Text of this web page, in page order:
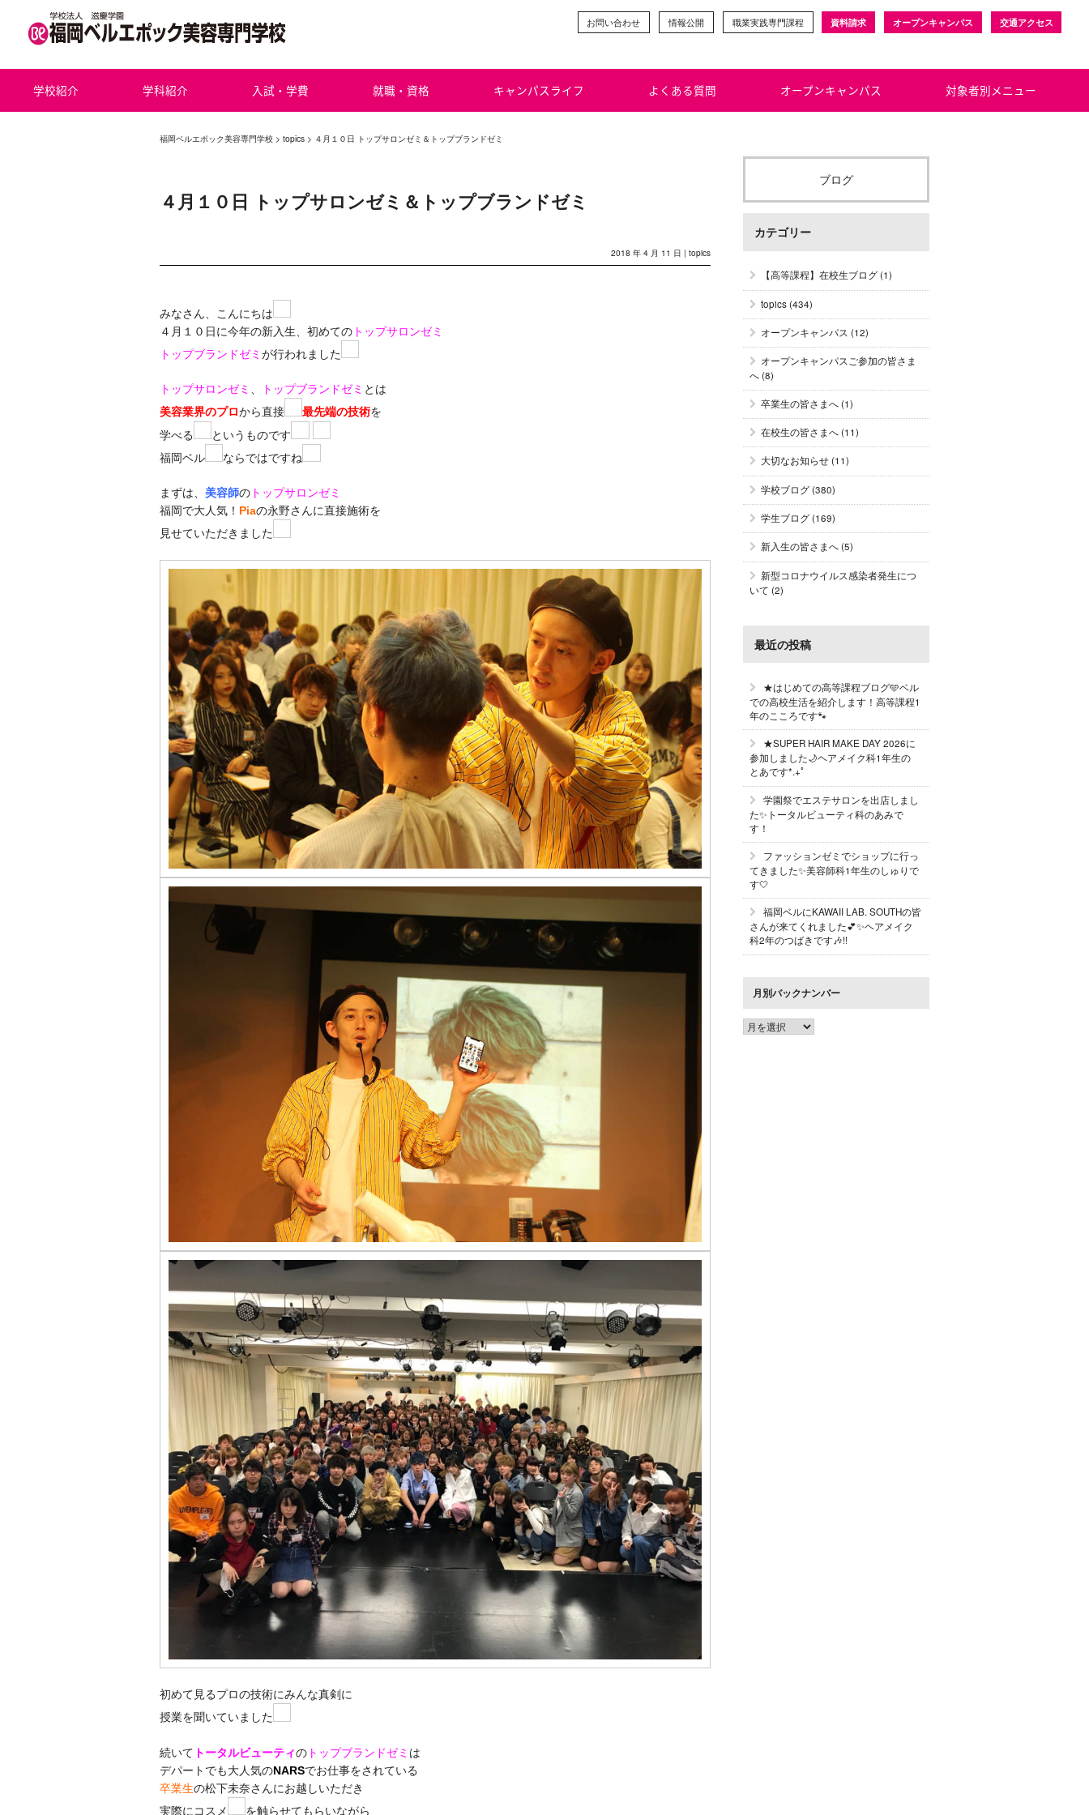
お問い合わせ 情報公開 職業実践専門課程 資料請求 オープンキャンパス 交通アクセス
学校紹介 学科紹介 入試・学費 就職・資格 キャンパスライフ よくある質問 オープンキャンパス 対象者別メニュー
福岡ベルエポック美容専門学校 > topics > ４月１０日 トップサロンゼミ＆トップブランドゼミ
４月１０日 トップサロンゼミ＆トップブランドゼミ
2018 年 4 月 11 日 | topics
みなさん、こんにちは
４月１０日に今年の新入生、初めての トップサロンゼミ
トップブランドゼミ が行われました
トップサロンゼミ 、 トップブランドゼミ とは
美容業界のプロから直接 最先端の技術を
学べる
というものです
福岡ベル
ならではですね
まずは、 美容師の トップサロンゼミ
福岡で大人気！ Piaの永野さんに直接施術を
見せていただきました
初めて見るプロの技術にみんな真剣に
授業を聞いていました
続いて トータルビューティの トップブランドゼミ は
デパートでも大人気のNARSでお仕事をされている
卒業生の松下未奈さんにお越しいただき
実際にコスメ
を触らせてもらいながら
ブログ
カテゴリー
【高等課程】在校生ブログ(1)
topics(434)
オープンキャンパス (12)
オープンキャンパスご参加の皆さま
へ(8)
卒業生の皆さまへ(1)
在校生の皆さまへ(11)
大切なお知らせ(11)
学校ブログ(380)
学生ブログ(169)
新入生の皆さまへ(5)
新型コロナウイルス感染者発生につ
いて (2)
最近の投稿
★はじめての高等課程ブログ🩵ベル
での高校生活を紹介します！高等課程1
年のこころです🐾
★SUPER HAIR MAKE DAY 2026に
参加しました🌙ヘアメイク科1年生の
とあです*.+ﾟ
学園祭でエステサロンを出店しまし
た✨トータルビューティ科のあみで
す！
ファッションゼミでショップに行っ
てきました✨美容師科1年生のしゅりで
す🤍
福岡ベルにKAWAII LAB. SOUTHの皆
さんが来てくれました💕✨ヘアメイク
科2年のつばきです🎶!!
月別バックナンバー
月
別